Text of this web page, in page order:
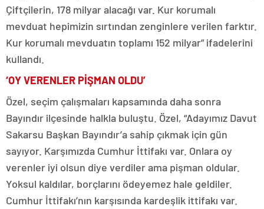
Çiftçilerin, 178 milyar alacağı var. Kur korumalı
mevduat hepimizin sırtından zenginlere verilen farktır.
Kur korumalı mevduatın toplamı 152 milyar” ifadelerini
kullandı.
‘OY VERENLER PİŞMAN OLDU’
Özel, seçim çalışmaları kapsamında daha sonra
Bayındır ilçesinde halkla buluştu. Özel, “Adayımız Davut
Sakarsu Başkan Bayındır’a sahip çıkmak için gün
sayıyor. Karşımızda Cumhur İttifakı var. Onlara oy
verenler iyi olsun diye verdiler ama pişman oldular.
Yoksul kaldılar, borçlarını ödeyemez hale geldiler.
Cumhur İttifakı’nın karşısında kardeşlik ittifakı var.